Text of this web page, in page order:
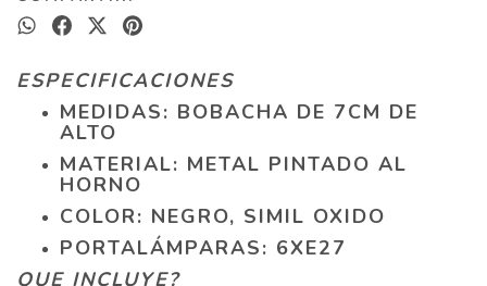
ESPECIFICACIONES
MEDIDAS: BOBACHA DE 7CM DE
ALTO
MATERIAL: METAL PINTADO AL
HORNO
COLOR: NEGRO, SIMIL OXIDO
PORTALÁMPARAS: 6XE27
QUE INCLUYE?